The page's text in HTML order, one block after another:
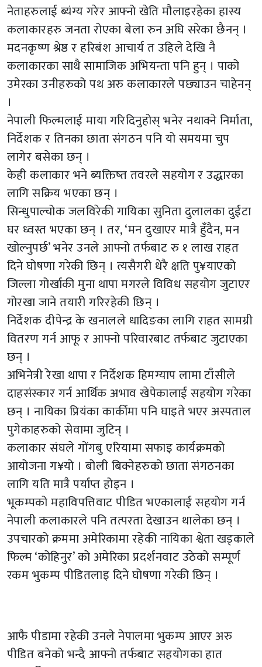
नेताहरुलाई ब्यंग्य गरेर आफ्नो खेति मौलाइरहेका हास्य
कलाकारहरु जनता रोएका बेला रुन अघि सरेका छैनन् ।
मदनकृष्ण श्रेष्ठ र हरिबंश आचार्य त उहिले देखि नै
कलाकारका साथै सामाजिक अभियन्ता पनि हुन् । पाको
उमेरका उनीहरुको पथ अरु कलाकारले पछ्याउन चाहेनन्
।
नेपाली फिल्मलाई माया गरिदिनुहोस् भनेर नथाक्ने निर्माता,
निर्देशक र तिनका छाता संगठन पनि यो समयमा चुप
लागेर बसेका छन् ।
केही कलाकार भने ब्यक्तिष्त तवरले सहयोग र उद्धारका
लागि सक्रिय भएका छन् ।
सिन्धुपाल्चोक जलविरेकी गायिका सुनिता दुलालका दुईटा
घर ध्वस्त भएका छन् । तर, ‘मन दुखाएर मात्रै हुँदैन, मन
खोल्नुपर्छ’ भनेर उनले आफ्नो तर्फबाट रु १ लाख राहत
दिने घोषणा गरेकी छिन् । त्यसैगरी धेरै क्षति पु¥याएको
जिल्ला गोर्खाकी मुना थापा मगरले विविध सहयोग जुटाएर
गोरखा जाने तयारी गरिरहेकी छिन् ।
निर्देशक दीपेन्द्र के खनालले धादिङका लागि राहत सामग्री
वितरण गर्न आफू र आफ्नो परिवारबाट तर्फबाट जुटाएका
छन् ।
अभिनेत्री रेखा थापा र निर्देशक हिमग्याप लामा टाँसीले
दाहसंस्कार गर्न आर्थिक अभाव खेपेकालाई सहयोग गरेका
छन् । नायिका प्रियंका कार्कीमा पनि घाइते भएर अस्पताल
पुगेकाहरुको सेवामा जुटिन् ।
कलाकार संघले गोंगबु एरियामा सफाइ कार्यक्रमको
आयोजना ग¥यो । बोली बिक्नेहरुको छाता संगठनका
लागि यति मात्रै पर्याप्त होइन ।
भूकम्पको महाविपत्तिवाट पीडित भएकालाई सहयोग गर्न
नेपाली कलाकारले पनि तत्परता देखाउन थालेका छन् ।
उपचारको क्रममा अमेरिकामा रहेकी नायिका श्वेता खड्काले
फिल्म ‘कोहिनुर’ को अमेरिका प्रदर्शनवाट उठेको सम्पूर्ण
रकम भुकम्प पीडितलाइ दिने घोषणा गरेकी छिन् ।
आफै पीडामा रहेकी उनले नेपालमा भुकम्प आएर अरु
पीडित बनेको भन्दै आफ्नो तर्फबाट सहयोगका हात